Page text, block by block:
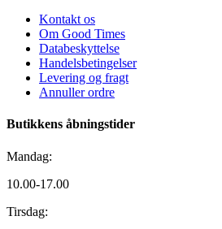
Kontakt os
Om Good Times
Databeskyttelse
Handelsbetingelser
Levering og fragt
Annuller ordre
Butikkens åbningstider
Mandag:
10.00-17.00
Tirsdag: